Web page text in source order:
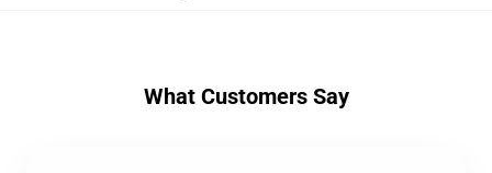
What Customers Say